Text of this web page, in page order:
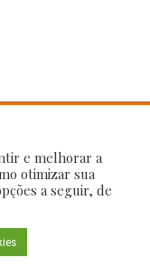
e melhorar a
otimizar sua
a seguir, de